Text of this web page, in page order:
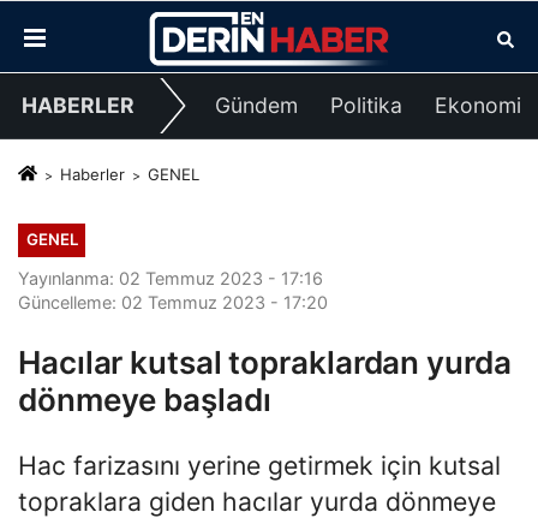
HABERLER Gündem Politika Ekonomi
Haberler GENEL
GENEL
Yayınlanma: 02 Temmuz 2023 - 17:16
Güncelleme: 02 Temmuz 2023 - 17:20
Hacılar kutsal topraklardan yurda
dönmeye başladı
Hac farizasını yerine getirmek için kutsal
topraklara giden hacılar yurda dönmeye